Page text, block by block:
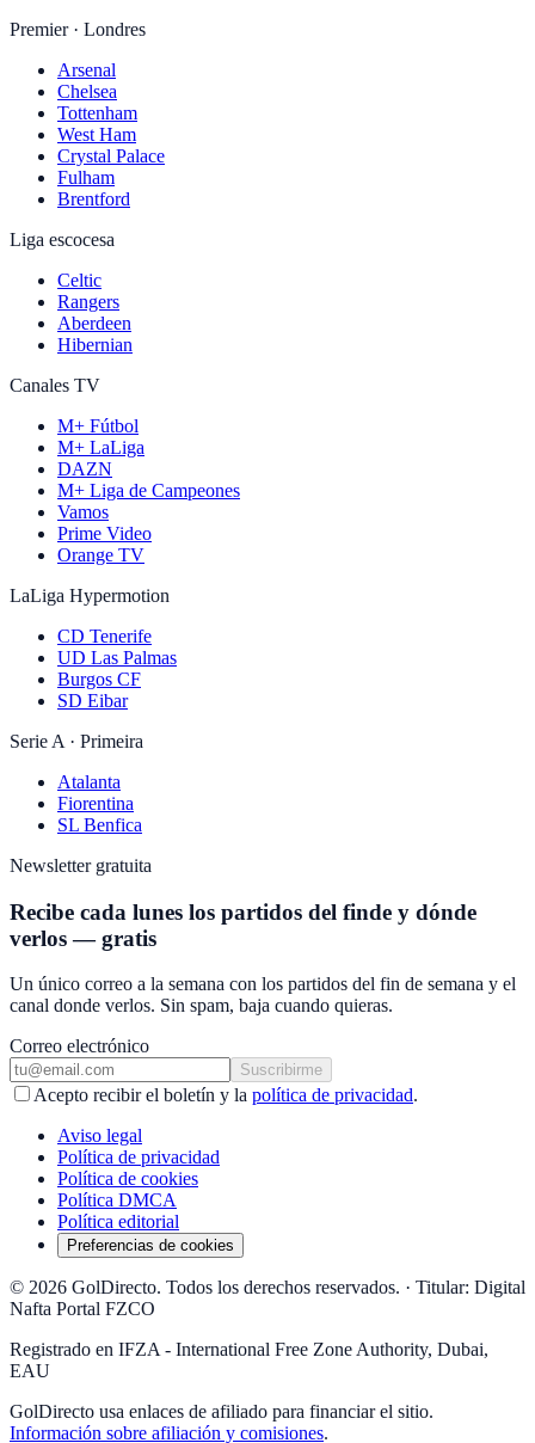
Premier · Londres
Arsenal
Chelsea
Tottenham
West Ham
Crystal Palace
Fulham
Brentford
Liga escocesa
Celtic
Rangers
Aberdeen
Hibernian
Canales TV
M+ Fútbol
M+ LaLiga
DAZN
M+ Liga de Campeones
Vamos
Prime Video
Orange TV
LaLiga Hypermotion
CD Tenerife
UD Las Palmas
Burgos CF
SD Eibar
Serie A · Primeira
Atalanta
Fiorentina
SL Benfica
Newsletter gratuita
Recibe cada lunes los partidos del finde y dónde
verlos — gratis
Un único correo a la semana con los partidos del fin de semana y el
canal donde verlos. Sin spam, baja cuando quieras.
Correo electrónico
Suscribirme
Acepto recibir el boletín y la política de privacidad.
Aviso legal
Política de privacidad
Política de cookies
Política DMCA
Política editorial
Preferencias de cookies
© 2026 GolDirecto. Todos los derechos reservados. · Titular: Digital
Nafta Portal FZCO
Registrado en IFZA - International Free Zone Authority, Dubai,
EAU
GolDirecto usa enlaces de afiliado para financiar el sitio.
Información sobre afiliación y comisiones.